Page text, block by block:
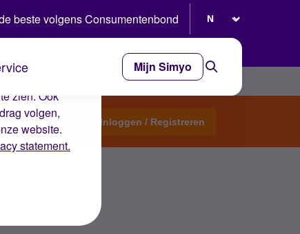
op de
zien. Ook
volgen,
website.
statement.
beste volgens Consumentenbond
Mijn Simyo
een topic Inloggen / Registreren